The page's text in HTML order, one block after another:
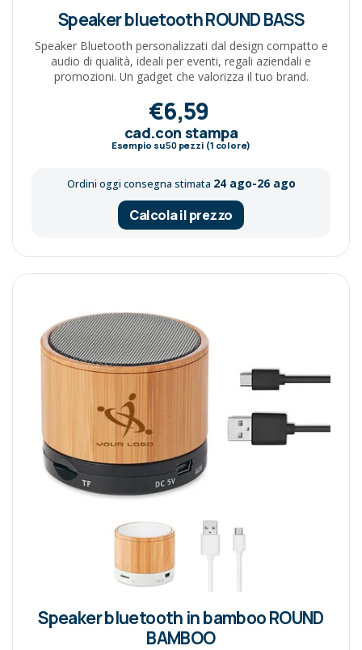
Speaker bluetooth ROUND BASS
Speaker Bluetooth personalizzati dal design compatto e
audio di qualità, ideali per eventi, regali aziendali e
promozioni. Un gadget che valorizza il tuo brand.
€6,59
cad.con stampa
Esempio su50pezzi (1 colore)
Ordini oggi consegna stimata 24 ago-26 ago
Calcola il prezzo
Speaker bluetooth in bamboo ROUND
BAMBOO